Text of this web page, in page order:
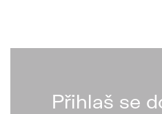
Přihlaš se